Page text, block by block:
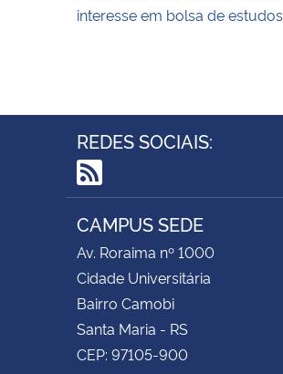
interesse em bolsa de estudos
REDES SOCIAIS:
RSS
CAMPUS SEDE
Av. Roraima nº 1000
Cidade Universitária
Bairro Camobi
Santa Maria - RS
CEP: 97105-900